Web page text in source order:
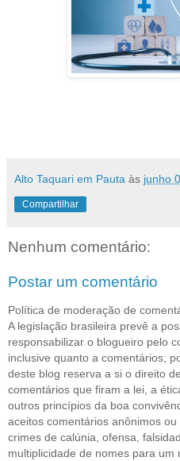
Alto Taquari em Pauta às junho
Compartilhar
Nenhum comentário:
Postar um comentário
Política de moderação de
A legislação brasileira prevê a
responsabilizar o blogueiro pelo
inclusive quanto a comentários;
deste blog reserva a si o direito
comentários que firam a lei, a
outros princípios da boa
aceitos comentários anônimos ou
crimes de calúnia, ofensa,
multiplicidade de nomes para um